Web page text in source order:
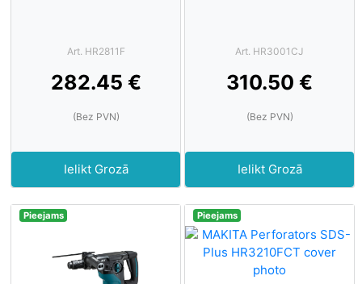
Art. HR2811F
282.45 €
(Bez PVN)
Ielikt Grozā
Art. HR3001CJ
310.50 €
(Bez PVN)
Ielikt Grozā
Pieejams Pieejams